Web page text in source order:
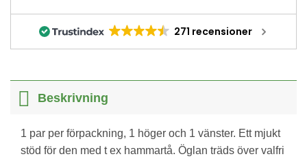
271 recensioner
Beskrivning
1 par per förpackning, 1 höger och 1 vänster. Ett mjukt
stöd för den med t ex hammartå. Öglan träds över valfri